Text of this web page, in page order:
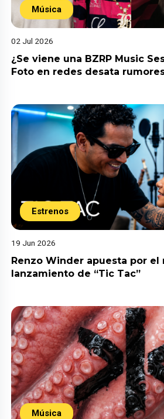
Música
02 Jul 2026
¿Se viene una BZRP Music
Foto en redes desata
Estrenos
19 Jun 2026
Renzo Winder apuesta por el
lanzamiento de “Tic Tac”
Música